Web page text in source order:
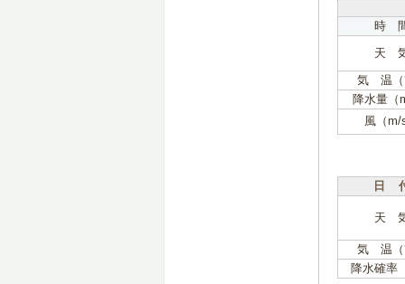
時
天
気 温
降水量（
風（m/
日
天
気 温
降水確率